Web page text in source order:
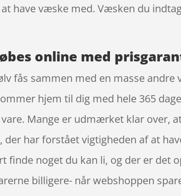
have væske med. Væsken du
online med
fås sammen med en masse
hjem til dig med hele 365
Mange er udmærket klar over,
har forstået vigtigheden af at
finde noget du kan li, og der er det
billigere- når webshoppen